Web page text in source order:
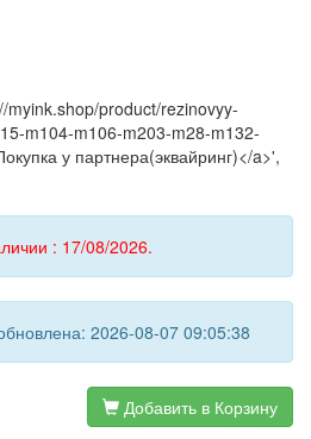
product/rezinovyy-
m104-m106-m203-m28-m132-
у партнера(эквайринг)</a>',
: 17/08/2026.
2026-08-07 09:05:38
Добавить в Корзину